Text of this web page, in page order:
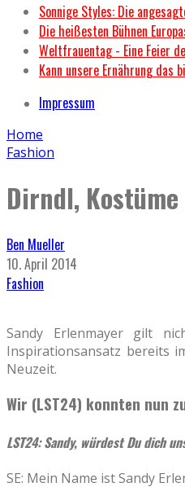
Sonnige Styles: Die
Die heißesten Bühnen
Weltfrauentag - Eine Feier
Kann unsere Ernährung das
Impressum
Home
Fashion
Dirndl,
Ben Mueller
10. April 2014
Fashion
Sandy Erlenmayer gilt
Inspirationsansatz bereits
Neuzeit.
Wir (LST24) konnten nun
LST24: Sandy, würdest Du dich
SE: Mein Name ist Sandy